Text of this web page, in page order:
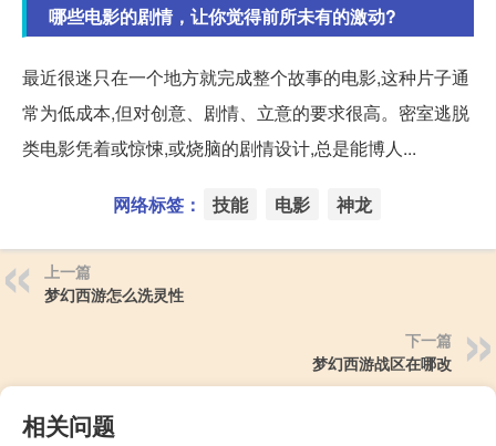
哪些电影的剧情，让你觉得前所未有的激动?
最近很迷只在一个地方就完成整个故事的电影,这种片子通
常为低成本,但对创意、剧情、立意的要求很高。密室逃脱
类电影凭着或惊悚,或烧脑的剧情设计,总是能博人...
网络标签： 技能 电影 神龙
上一篇
梦幻西游怎么洗灵性
下一篇
梦幻西游战区在哪改
相关问题